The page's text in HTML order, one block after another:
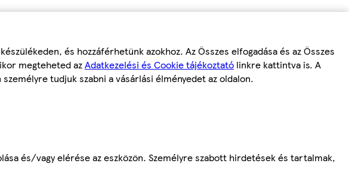
és hozzáférhetünk azokhoz. Az Összes elfogadása és az Összes
megteheted azAdatkezelési és Cookie tájékoztató linkre kattintva is. A
tudjuk szabni a vásárlási élményedet az oldalon.
és/vagy elérése az eszközön. Személyre szabott hirdetések és tartalmak,